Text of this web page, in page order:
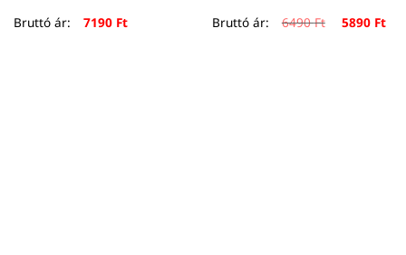
Bruttó ár: 7190 Ft Bruttó ár: 6490Ft Original
price
5890 Ft